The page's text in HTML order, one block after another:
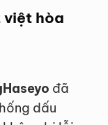
hòa
đã
dấu